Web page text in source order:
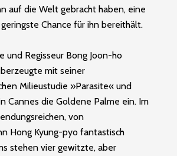
auf die Welt gebracht haben, eine
Chance für ihn bereithält.
und Regisseur Bong Joon-ho
mit seiner
Milieustudie »Parasite« und
Cannes die Goldene Palme ein. Im
von
Hong Kyung-pyo fantastisch
stehen vier gewitzte, aber